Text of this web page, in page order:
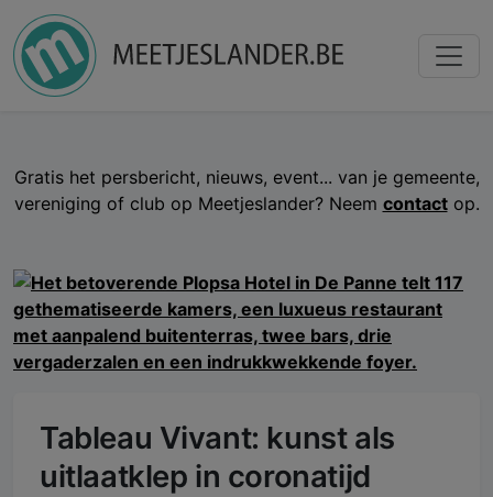
Gratis het persbericht, nieuws, event... van je gemeente,
vereniging of club op Meetjeslander? Neem contactop.
Tableau Vivant: kunst als
uitlaatklep in coronatijd